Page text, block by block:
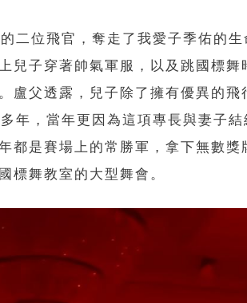
二位飛官，奪走了我愛子季佑的
兒子穿著帥氣軍服，以及跳國標舞
盧父透露，兒子除了擁有優異的飛
年，當年更因為這項專長與妻子
都是賽場上的常勝軍，拿下無數獎
標舞教室的大型舞會。